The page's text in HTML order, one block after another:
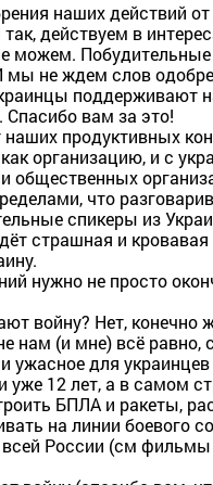
наших действий
действуем в
можем.
мы не ждем слов
поддерживают
вам за это!
продуктивных
организацию, и с
общественных
что
спикеры из
страшная и
нужно не просто
войну? Нет,
нам (и мне) всё равно,
ужасное для
уже 12 лет, а в самом
БПЛА и ракеты,
на линии боевого
всей России (см фильмы